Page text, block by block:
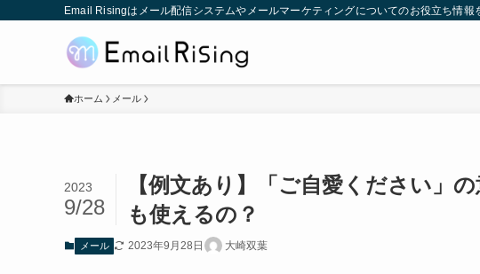
Email Risingはメール配信システムやメールマーケティングについてのお役立ち情報
ホーム メール
【例文あり】「ご自愛ください」
も使えるの？
2023
9/28
メール 2023年9月28日 大崎双葉